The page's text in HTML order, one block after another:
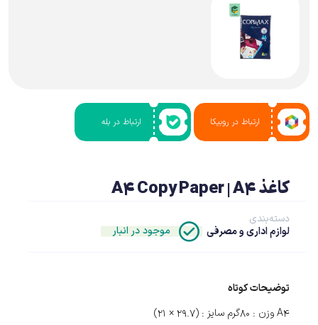
ارتباط در روبیکا ارتباط در بله
کاغذ A4 Copy Paper | A4
موجود در انبار
دسته‌بندی
لوازم اداری و مصرفی
توضیحات کوتاه
A۴ وزن : 80گرم سایز : (۲۹.۷ × ۲۱)